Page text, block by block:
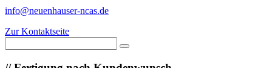
info@neuenhauser-ncas.de
Zur Kontaktseite